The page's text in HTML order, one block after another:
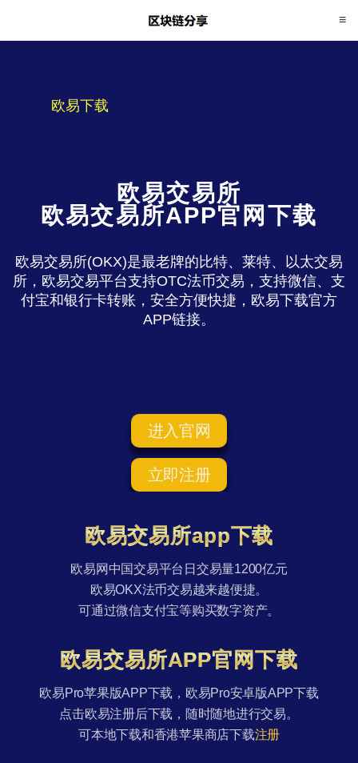
欧易下载
欧易交易所
欧易交易所APP官网下载
欧易交易所(OKX)是最老牌的比特、莱特、以太交易
所，欧易交易平台支持OTC法币交易，支持微信、支
付宝和银行卡转账，安全方便快捷，欧易下载官方
APP链接。
进入官网
立即注册
欧易交易所app下载
欧易网中国交易平台日交易量1200亿元
欧易OKX法币交易越来越便捷。
可通过微信支付宝等购买数字资产。
欧易交易所APP官网下载
欧易Pro苹果版APP下载，欧易Pro安卓版APP下载
点击欧易注册后下载，随时随地进行交易。
可本地下载和香港苹果商店下载注册